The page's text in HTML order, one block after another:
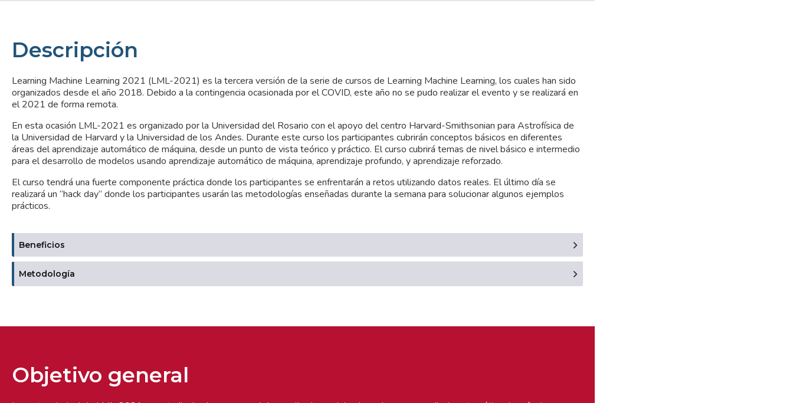
Descripción
Learning Machine Learning 2021 (LML-2021) es la tercera versión de la serie de cursos de Learning Machine Learning, los cuales han sido
organizados desde el año 2018. Debido a la contingencia ocasionada por el COVID, este año no se pudo realizar el evento y se realizará en
el 2021 de forma remota.
En esta ocasión LML-2021 es organizado por la Universidad del Rosario con el apoyo del centro Harvard-Smithsonian para Astrofísica de
la Universidad de Harvard y la Universidad de los Andes. Durante este curso los participantes cubrirán conceptos básicos en diferentes
áreas del aprendizaje automático de máquina, desde un punto de vista teórico y práctico. El curso cubrirá temas de nivel básico e intermedio
para el desarrollo de modelos usando aprendizaje automático de máquina, aprendizaje profundo, y aprendizaje reforzado.
El curso tendrá una fuerte componente práctica donde los participantes se enfrentarán a retos utilizando datos reales. El último día se
realizará un “hack day” donde los participantes usarán las metodologías enseñadas durante la semana para solucionar algunos ejemplos
prácticos.
Beneficios
Metodología
Objetivo general